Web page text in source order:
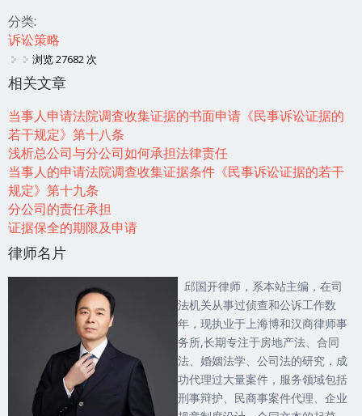
分类:
诉讼策略
浏览 27682 次
相关文章
当事人申请法院调査收集证据的书面申请《民事诉讼证据的
若干规定》第十八条
浅析总公司与分公司如何承担法律责任
当事人的申请法院调查收集证据条件《民事诉讼证据的若干
规定》第十九条
分公司的责任承担
证据保全的期限及申请
律师名片
邱国开律师，系本站主编，在司
法机关从事过侦查和公诉工作数
年，现执业于上海博和汉商律师事
务所,长期专注于房地产法、合同
法、婚姻法学、公司法的研究，成
功代理过大量案件，服务领域包括
刑事辩护、民商事案件代理、企业